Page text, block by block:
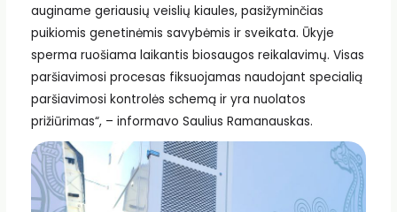
auginame geriausių veislių kiaules, pasižyminčias
puikiomis genetinėmis savybėmis ir sveikata. Ūkyje
sperma ruošiama laikantis biosaugos reikalavimų. Visas
paršiavimosi procesas fiksuojamas naudojant specialią
paršiavimosi kontrolės schemą ir yra nuolatos
prižiūrimas“, – informavo Saulius Ramanauskas.